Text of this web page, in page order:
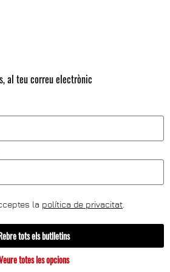
al teu correu electrònic
la política de privacitat
tots els butlletins
totes les opcions